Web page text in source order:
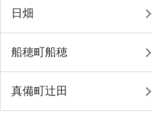
日畑
船穂町船穂
真備町辻田